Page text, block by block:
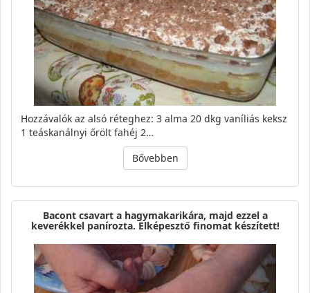
Hozzávalók az alsó réteghez: 3 alma 20 dkg vaníliás keksz
1 teáskanálnyi őrölt fahéj 2…
Bővebben
Bacont csavart a hagymakarikára, majd ezzel a
keverékkel panírozta. Elképesztő finomat készített!